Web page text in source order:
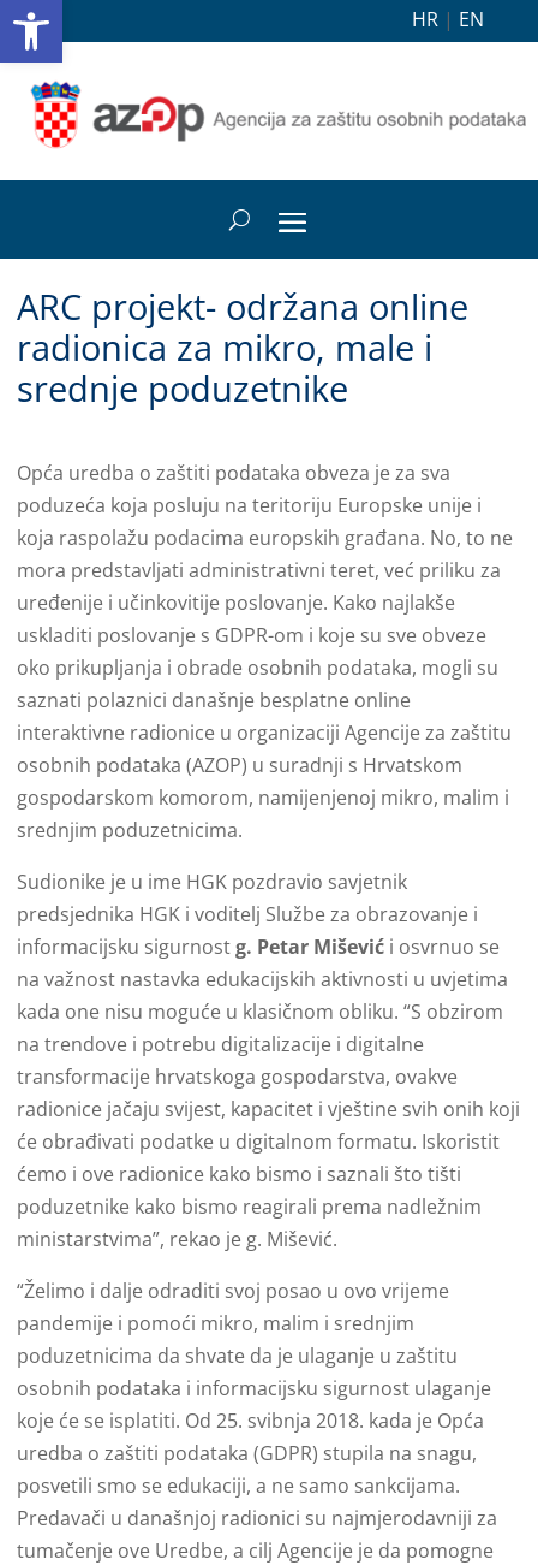
HR | EN
ARC projekt- održana online
radionica za mikro, male i
srednje poduzetnike
Opća uredba o zaštiti podataka obveza je za sva
poduzeća koja posluju na teritoriju Europske unije i
koja raspolažu podacima europskih građana. No, to ne
mora predstavljati administrativni teret, već priliku za
uređenije i učinkovitije poslovanje. Kako najlakše
uskladiti poslovanje s GDPR-om i koje su sve obveze
oko prikupljanja i obrade osobnih podataka, mogli su
saznati polaznici današnje besplatne online
interaktivne radionice u organizaciji Agencije za zaštitu
osobnih podataka (AZOP) u suradnji s Hrvatskom
gospodarskom komorom, namijenjenoj mikro, malim i
srednjim poduzetnicima.
Sudionike je u ime HGK pozdravio savjetnik
predsjednika HGK i voditelj Službe za obrazovanje i
informacijsku sigurnostg. Petar Mišević i osvrnuo se
na važnost nastavka edukacijskih aktivnosti u uvjetima
kada one nisu moguće u klasičnom obliku. “S obzirom
na trendove i potrebu digitalizacije i digitalne
transformacije hrvatskoga gospodarstva, ovakve
radionice jačaju svijest, kapacitet i vještine svih onih koji
će obrađivati podatke u digitalnom formatu. Iskoristit
ćemo i ove radionice kako bismo i saznali što tišti
poduzetnike kako bismo reagirali prema nadležnim
ministarstvima”, rekao je g. Mišević.
“Želimo i dalje odraditi svoj posao u ovo vrijeme
pandemije i pomoći mikro, malim i srednjim
poduzetnicima da shvate da je ulaganje u zaštitu
osobnih podataka i informacijsku sigurnost ulaganje
koje će se isplatiti. Od 25. svibnja 2018. kada je Opća
uredba o zaštiti podataka (GDPR) stupila na snagu,
posvetili smo se edukaciji, a ne samo sankcijama.
Predavači u današnjoj radionici su najmjerodavniji za
tumačenje ove Uredbe, a cilj Agencije je da pomogne